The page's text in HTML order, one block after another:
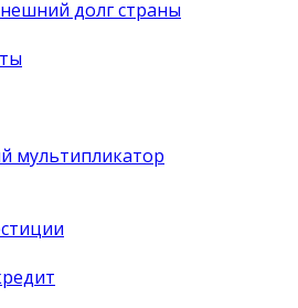
долг страны
мультипликатор